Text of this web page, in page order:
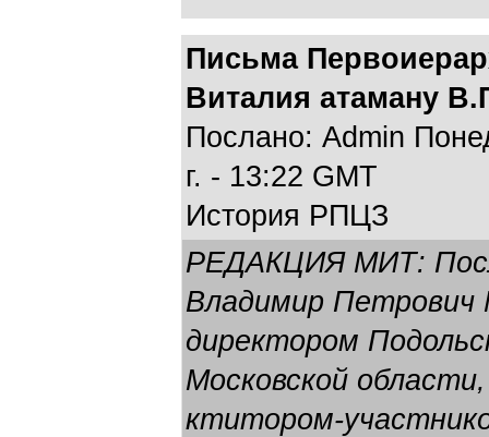
Письма
Виталия атаману
Послано: Admin
г. - 13:22 GMT
История РПЦЗ
РЕДАКЦИЯ МИТ:
Владимир Петрович
директором
Московской
ктитором-